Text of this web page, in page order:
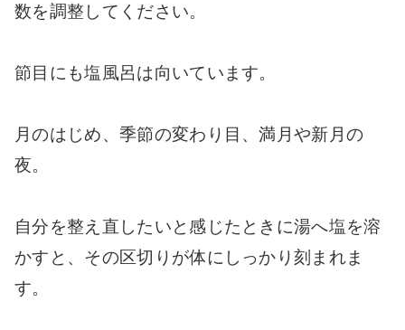
数を調整してください。
節目にも塩風呂は向いています。
月のはじめ、季節の変わり目、満月や新月の
夜。
自分を整え直したいと感じたときに湯へ塩を溶
かすと、その区切りが体にしっかり刻まれま
す。